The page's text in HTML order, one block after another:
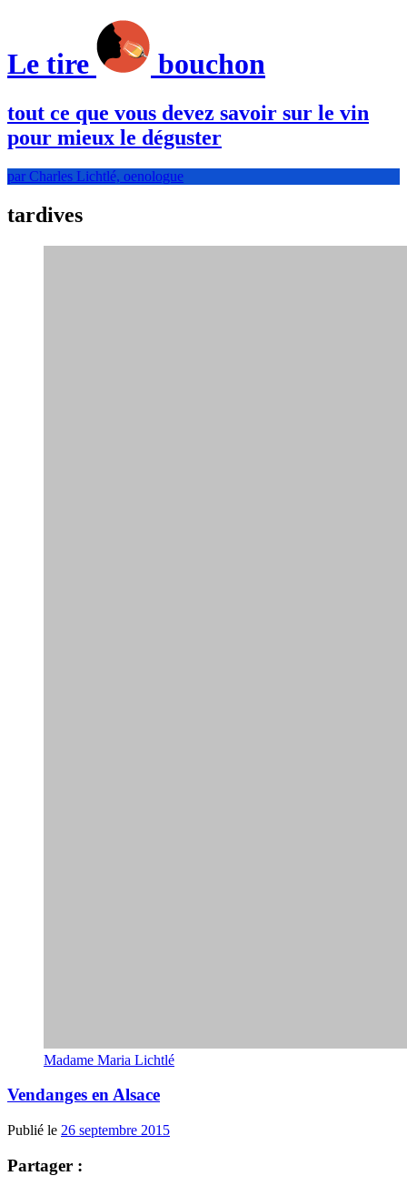
Le tire bouchon
tout ce que vous devez savoir sur le vin
pour mieux le déguster
par Charles Lichtlé, oenologue
tardives
Madame Maria Lichtlé
Vendanges en Alsace
Publié le 26 septembre 2015
Partager :